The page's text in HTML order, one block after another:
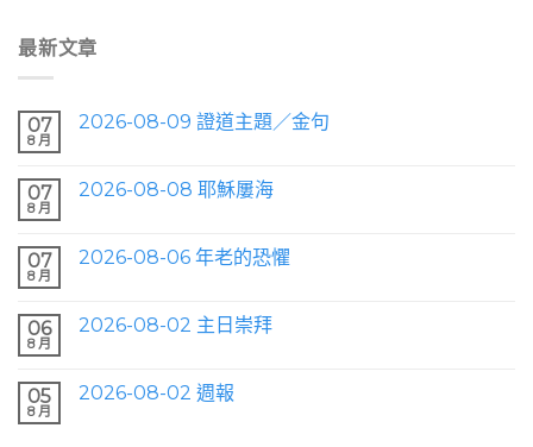
最新文章
07
8 月
2026-08-09 證道主題／金句
07
8 月
2026-08-08 耶穌屢海
07
8 月
2026-08-06 年老的恐懼
06
8 月
2026-08-02 主日崇拜
05
8 月
2026-08-02 週報